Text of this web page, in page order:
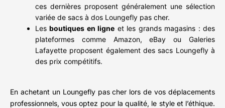
ces dernières proposent généralement une sélection
variée de sacs à dos Loungefly pas cher.
Lesboutiques en ligne et les grands magasins : des
plateformes comme Amazon, eBay ou Galeries
Lafayette proposent également des sacs Loungefly à
des prix compétitifs.
En achetant un Loungefly pas cher lors de vos déplacements
professionnels, vous optez pour la qualité, le style et l’éthique.